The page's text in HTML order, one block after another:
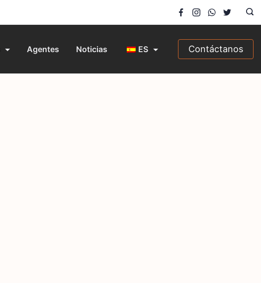
Agentes Noticias ES Contáctanos